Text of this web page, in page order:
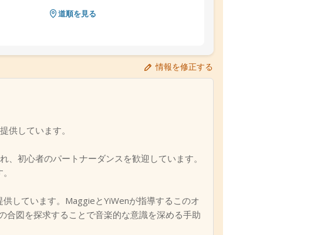
道順を見る
情報を修正する
供しています。
初心者のパートナーダンスを歓迎しています。
しています。MaggieとYiWenが指導するこのオ
合図を探求することで音楽的な意識を深める手助